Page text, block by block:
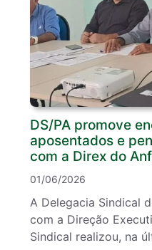
DS/PA promove
aposentados e
com a Direx do
01/06/2026
A Delegacia Sindical
com a Direção
Sindical realizou, na